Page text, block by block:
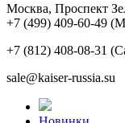
Москва, Проспект
+7 (499) 409-60-49
+7 (812) 408-08-31
sale@kaiser-russia.su